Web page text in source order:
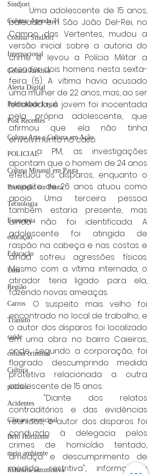
Sindjori
Coluna: Agenda 21
Coluna: SindJori
Internacional
Coluna Jurídica
Alerta Digital
Publicidade Legal
Post Recentes
Coluna Arte e Cultura em Ação
POLICIAL
Coluna Minasul em Pauta
Prevenção em Pauta
Tecnologia
Economia
educaçao
Educação
Unis
Região
Carros
Trânsito
saúde
coluna criminal
Cultura
politica
Acidentes
Câmara municipal
Belo Horizonte
meio ambiente
Industria automotiva
	Uma adolescente de 15 anos,
baleada em São João Del-Rei, no
Campo das Vertentes, mudou a
versão inicial sobre a autoria do
crime e levou a Polícia Militar a
prender dois homens nesta sexta-
feira (5). A vítima havia acusado
uma mulher de 22 anos, mas, ao ser
localizada, a jovem foi inocentada
pela própria adolescente, que
afirmou que ela não tinha
envolvimento no caso.
	a PM, as investigações
apontam que o homem de 24 anos
efetuou os disparos, enquanto o
suspeito de 26 anos atuou como
apoio. Uma terceira pessoa
também estaria presente, mas
ainda não foi identificada. A
adolescente foi atingida de
raspão na cabeça e nas costas e
ainda sofreu agressões físicas.
Mesmo com a vítima internada, o
atirador teria ligado para ela,
fazendo novas ameaças.
	O suspeito mais velho foi
encontrado no local de trabalho, e
o autor dos disparos foi localizado
em uma obra no bairro Caieiras,
onde, segundo a corporação, foi
flagrado descumprindo medida
protetiva relacionada a outra
adolescente de 15 anos.
contraditórios e das evidências
reunidas, o autor dos disparos foi
conduzido à delegacia pelos
crimes de homicídio tentado,
ameaça e descumprimento de
medida restritiva", informou a